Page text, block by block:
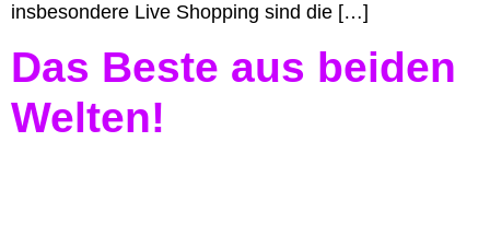
insbesondere Live Shopping sind die […]
Das Beste aus beiden
Welten!